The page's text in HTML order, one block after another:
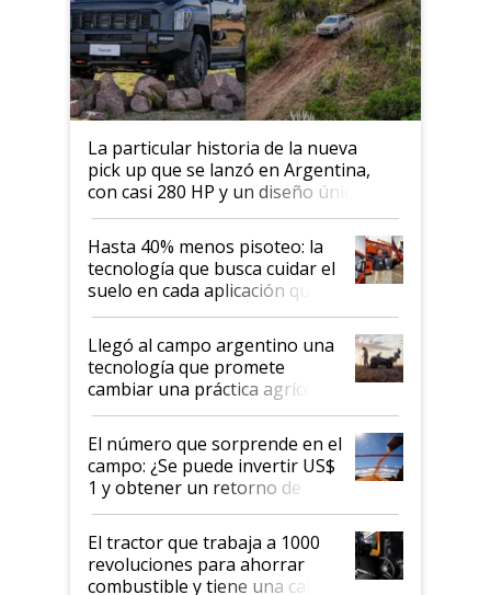
La particular historia de la nueva
pick up que se lanzó en Argentina,
con casi 280 HP y un diseño único: a
cuánto se vende
Hasta 40% menos pisoteo: la
tecnología que busca cuidar el
suelo en cada aplicación que
llevó Jacto al Congreso
Aapresid 2026
Llegó al campo argentino una
tecnología que promete
cambiar una práctica agrícola
clave: ¿Y si analizar el suelo
fuera tan simple como apretar
un botón?
El número que sorprende en el
campo: ¿Se puede invertir US$
1 y obtener un retorno de
hasta US$ 10 en agricultura?
El tractor que trabaja a 1000
revoluciones para ahorrar
combustible y tiene una cabina